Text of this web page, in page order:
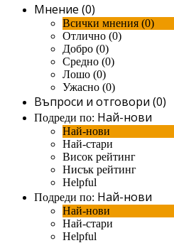
Мнение (0)
Всички мнения (0)
Отлично (0)
Добро (0)
Средно (0)
Лошо (0)
Ужасно (0)
Въпроси и отговори (0)
Подреди по: Най-нови
Най-нови
Най-стари
Висок рейтинг
Нисък рейтинг
Helpful
Подреди по: Най-нови
Най-нови
Най-стари
Helpful